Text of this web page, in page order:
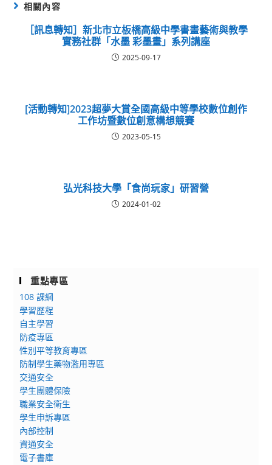
相關內容
［訊息轉知］新北市立板橋高級中學書畫藝術與教學
實務社群「水墨 彩墨畫」系列講座
2025-09-17
[活動轉知]2023超夢大賞全國高級中等學校數位創作
工作坊暨數位創意構想競賽
2023-05-15
弘光科技大學「食尚玩家」研習營
2024-01-02
重點專區
108 課綱
學習歷程
自主學習
防疫專區
性別平等教育專區
防制學生藥物濫用專區
交通安全
學生團體保險
職業安全衛生
學生申訴專區
內部控制
資通安全
電子書庫